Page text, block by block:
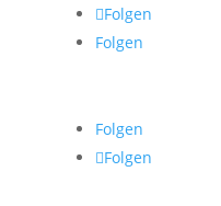
Folgen
Folgen
Folgen
Folgen